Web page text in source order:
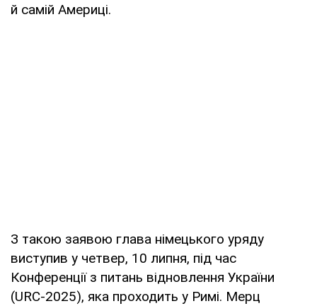
й самій Америці.
З такою заявою глава німецького уряду
виступив у четвер, 10 липня, під час
Конференції з питань відновлення України
(URC-2025), яка проходить у Римі. Мерц